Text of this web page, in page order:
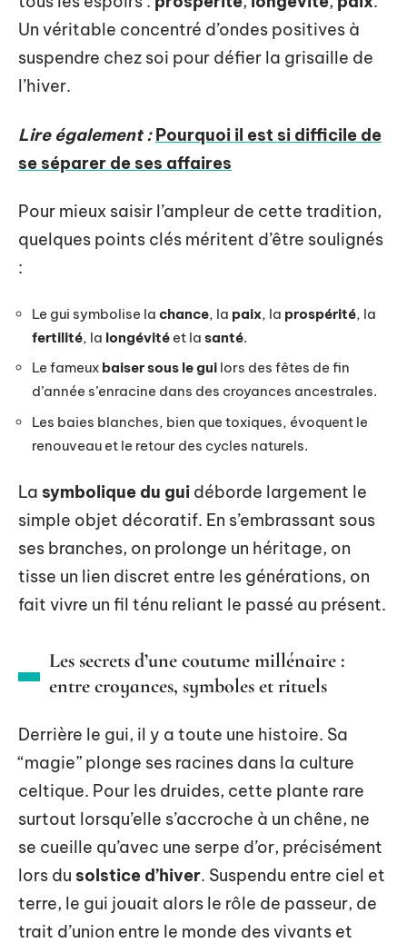
Un véritable concentré d’ondes positives à
suspendre chez soi pour défier la grisaille de
l’hiver.
Lire également : Pourquoi il est si difficile de
se séparer de ses affaires
Pour mieux saisir l’ampleur de cette tradition,
quelques points clés méritent d’être soulignés
:
Le gui symbolise la chance, la paix, la prospérité, la
fertilité, la longévité et la santé.
Le fameux baiser sous le gui lors des fêtes de fin
d’année s’enracine dans des croyances ancestrales.
Les baies blanches, bien que toxiques, évoquent le
renouveau et le retour des cycles naturels.
La symbolique du gui déborde largement le
simple objet décoratif. En s’embrassant sous
ses branches, on prolonge un héritage, on
tisse un lien discret entre les générations, on
fait vivre un fil ténu reliant le passé au présent.
Les secrets d’une coutume millénaire :
entre croyances, symboles et rituels
Derrière le gui, il y a toute une histoire. Sa
“magie” plonge ses racines dans la culture
celtique. Pour les druides, cette plante rare
surtout lorsqu’elle s’accroche à un chêne, ne
se cueille qu’avec une serpe d’or, précisément
lors du solstice d’hiver. Suspendu entre ciel et
terre, le gui jouait alors le rôle de passeur, de
trait d’union entre le monde des vivants et